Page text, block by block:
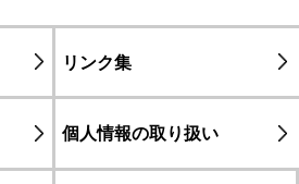
リンク集
個人情報の取り扱い